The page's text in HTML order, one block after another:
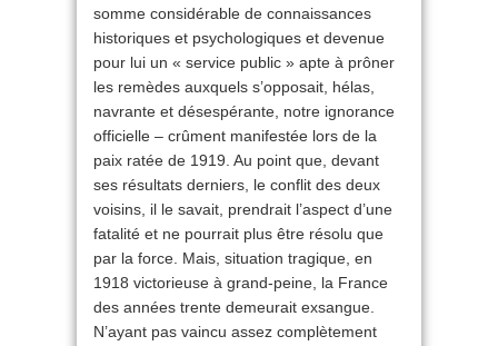
somme considérable de connaissances
historiques et psychologiques et devenue
pour lui un « service public » apte à prôner
les remèdes auxquels s’opposait, hélas,
navrante et désespérante, notre ignorance
officielle – crûment manifestée lors de la
paix ratée de 1919. Au point que, devant
ses résultats derniers, le conflit des deux
voisins, il le savait, prendrait l’aspect d’une
fatalité et ne pourrait plus être résolu que
par la force. Mais, situation tragique, en
1918 victorieuse à grand-peine, la France
des années trente demeurait exsangue.
N’ayant pas vaincu assez complètement